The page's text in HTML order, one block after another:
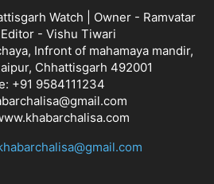
Watch | Owner - Ramvatar
- Vishu Tiwari
Infront of mahamaya mandir,
Chhattisgarh 492001
+91 9584111234